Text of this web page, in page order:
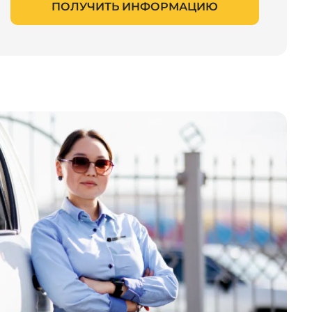
ПОЛУЧИТЬ ИНФОРМАЦИЮ